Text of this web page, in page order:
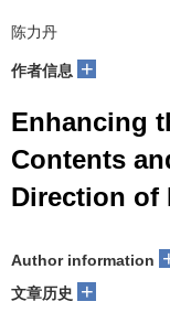
陈力丹
作者信息 +
Enhancing
Contents
Direction of
Author information
文章历史 +